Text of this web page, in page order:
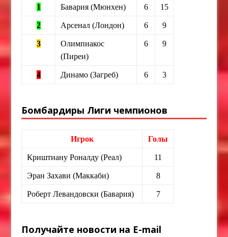
1 Бавария (Мюнхен) 6 15
2 Арсенал (Лондон) 6 9
3
Олимпиакос
(Пиреи)
6 9
4 Динамо (Загреб) 6 3
Бомбардиры Лиги чемпионов
Игрок Голы
Криштиану Роналду (Реал) 11
Эран Захави (Маккаби) 8
Роберт Левандовски (Бавария) 7
Получайте новости на E-mail